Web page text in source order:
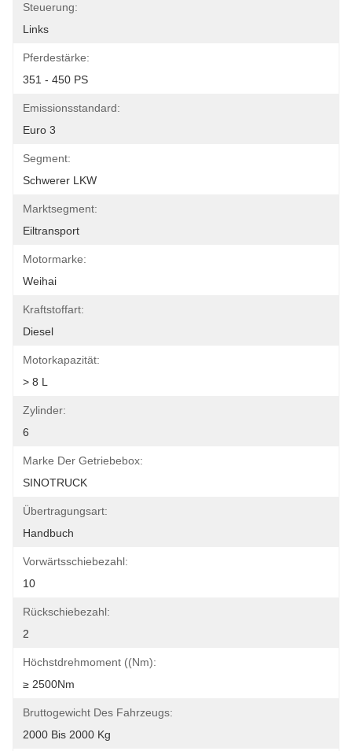
Steuerung:
Links
Pferdestärke:
351 - 450 PS
Emissionsstandard:
Euro 3
Segment:
Schwerer LKW
Marktsegment:
Eiltransport
Motormarke:
Weihai
Kraftstoffart:
Diesel
Motorkapazität:
> 8 L
Zylinder:
6
Marke Der Getriebebox:
SINOTRUCK
Übertragungsart:
Handbuch
Vorwärtsschiebezahl:
10
Rückschiebezahl:
2
Höchstdrehmoment ((Nm):
≥ 2500Nm
Bruttogewicht Des Fahrzeugs:
2000 Bis 2000 Kg